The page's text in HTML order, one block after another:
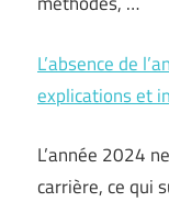
L’absence de
explications et
L’année 2024
carrière, ce qui